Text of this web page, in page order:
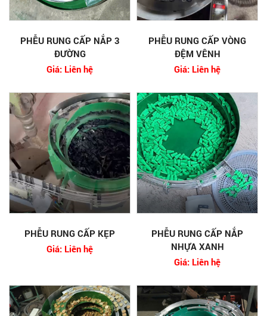
PHỄU RUNG CẤP NẮP 3
ĐƯỜNG
Giá: Liên hệ
PHỄU RUNG CẤP VÒNG
ĐỆM VÊNH
Giá: Liên hệ
PHỄU RUNG CẤP KẸP
Giá: Liên hệ
PHỄU RUNG CẤP NẮP
NHỰA XANH
Giá: Liên hệ